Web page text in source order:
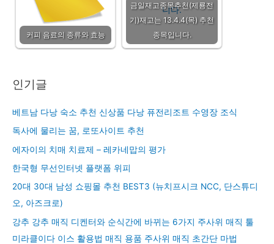
커피 음료의 종류와 효능
금일재고종목추천(제룡전
기)재고는 13.4.4(목) 추천
종목입니다.
인기글
베트남 다낭 숙소 추천 신상품 다낭 퓨전리조트 수영장 조식
독사에 물리는 꿈, 로또사이트 추천
에자이의 치매 치료제 – 레카네맙의 평가
한국형 무선인터넷 플랫폼 위피
20대 30대 남성 쇼핑몰 추천 BEST3 (뉴치프시크 NCC, 단스튜디
오, 아즈크로)
강추 강추 매직 디켄터와 순식간에 바뀌는 6가지 주사위 매직 툴
미라클이다 이스 활용법 매직 용품 주사위 매직 초간단 마법